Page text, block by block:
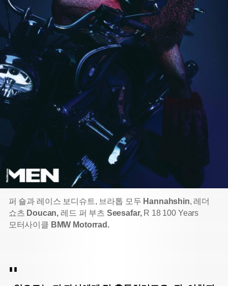
퍼 숄과 레이스 보디슈트, 브라톱 모두 Hannahshin, 레더
쇼츠 Doucan, 레드 퍼 부츠 Seesafar,R 18 100 Years
모터사이클 BMW Motorrad.